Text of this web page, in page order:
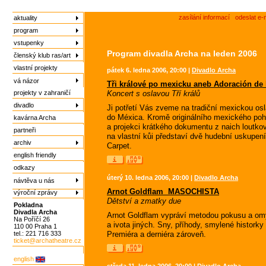
aktuality
program
vstupenky
členský klub ras/art
vlastní projekty
vá názor
projekty v zahraničí
divadlo
kavárna Archa
partneři
archiv
english friendly
odkazy
návtěva u nás
výroční zprávy
Pokladna
Divadla Archa
Na Poříčí 26
110 00 Praha 1
tel.: 221 716 333
ticket@archatheatre.cz
english
zasílání informací odeslat e-
Program divadla Archa na leden 2006
pátek 6. ledna 2006, 20:00 | Divadlo Archa
Tři králové po mexicku aneb Adoración de
Koncert s oslavou Tří králů
Ji potřetí Vás zveme na tradiční mexickou
do Méxica. Kromě originálního mexického
a projekci krátkého dokumentu z naich
na vlastní kůi představí dvě hudební
Carpet.
úterý 10. ledna 2006, 20:00 | Divadlo Archa
Arnot Goldflam  MASOCHISTA
Dětství a zmatky due
Arnot Goldflam vypráví metodou pokusu a
a ivota jiných. Sny, příhody, smylené
Premiéra a derniéra zároveň.